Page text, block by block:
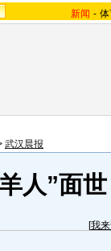
新闻 -
武汉晨报
人”面世
[我